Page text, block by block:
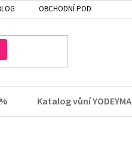
OBCHODNÍ PODMÍNKY
Katalog vůní YODEYMA